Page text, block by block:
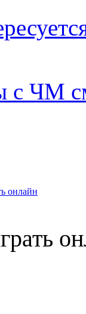
с ЧМ
онлайн